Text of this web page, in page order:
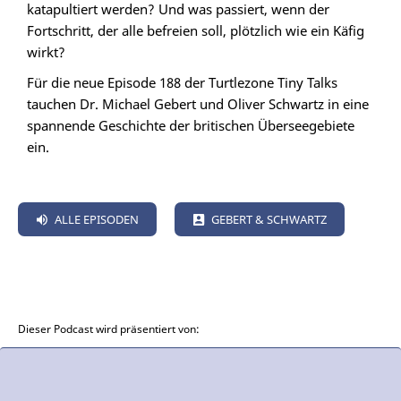
katapultiert werden? Und was passiert, wenn der
Fortschritt, der alle befreien soll, plötzlich wie ein Käfig
wirkt?
Für die neue Episode 188 der Turtlezone Tiny Talks
tauchen Dr. Michael Gebert und Oliver Schwartz in eine
spannende Geschichte der britischen Überseegebiete
ein.
ALLE EPISODEN GEBERT & SCHWARTZ
Dieser Podcast wird präsentiert von: